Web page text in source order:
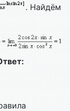
. Найдём